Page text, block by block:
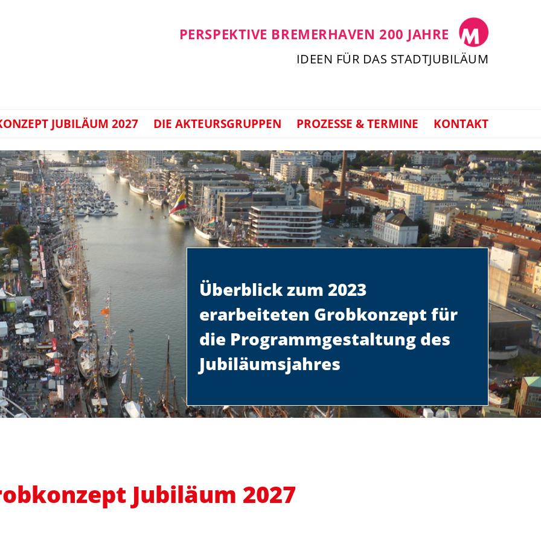
PERSPEKTIVE BREMERHAVEN 200 JAHRE
IDEEN FÜR DAS STADTJUBILÄUM
JUBILÄUM 2027 DIE AKTEURSGRUPPEN PROZESSE & TERMINE KONTAKT
Überblick zum 2023
erarbeiteten Grobkonzept für
die Programmgestaltung des
Jubiläumsjahres
Jubiläum 2027